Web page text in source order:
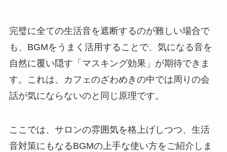
完璧に全ての生活音を遮断するのが難しい場合で
も、BGMをうまく活用することで、気になる音を
自然に覆い隠す「マスキング効果」が期待できま
す。これは、カフェのざわめきの中では周りの会
話が気にならないのと同じ原理です。
ここでは、サロンの雰囲気を格上げしつつ、生活
音対策にもなるBGMの上手な使い方をご紹介しま